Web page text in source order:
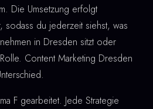
Die Umsetzung erfolgt
sodass du jederzeit siehst, was
in Dresden sitzt oder
Content Marketing Dresden
F gearbeitet. Jede Strategie